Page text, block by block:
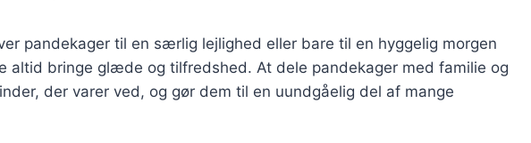
pandekager til en særlig lejlighed eller bare til en hyggelig morgen
altid bringe glæde og tilfredshed. At dele pandekager med familie og
der varer ved, og gør dem til en uundgåelig del af mange